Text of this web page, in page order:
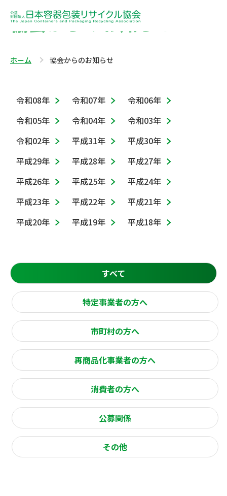
協会からのお知らせ
ホーム 協会からのお知らせ
令和08年 令和07年
令和06年
令和05年
令和04年
令和03年
令和02年
平成31年
平成30年
平成29年
平成28年
平成27年
平成26年
平成25年
平成24年
平成23年
平成22年
平成21年
平成20年
平成19年 平成18年
すべて
特定事業者の方へ
市町村の方へ
再商品化事業者の方へ
消費者の方へ
公募関係
その他